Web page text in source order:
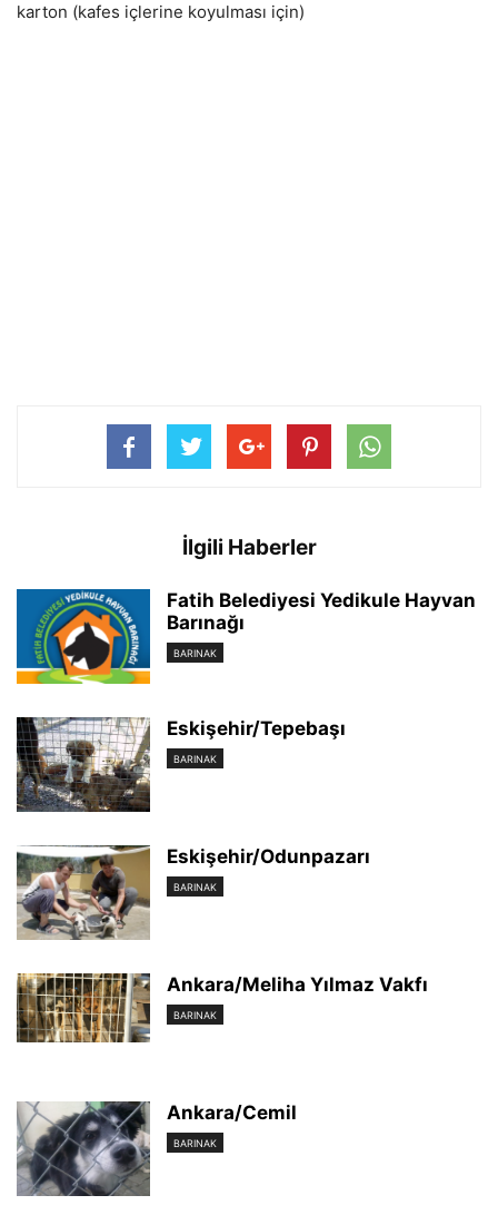
karton (kafes içlerine koyulması için)
İlgili Haberler
Fatih Belediyesi Yedikule Hayvan
Barınağı
BARINAK
Eskişehir/Tepebaşı
BARINAK
Eskişehir/Odunpazarı
BARINAK
Ankara/Meliha Yılmaz Vakfı
BARINAK
Ankara/Cemil
BARINAK